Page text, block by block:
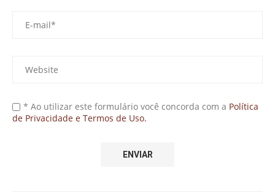
* Ao utilizar este formulário você concorda com a Política
de Privacidade e Termos de Uso.